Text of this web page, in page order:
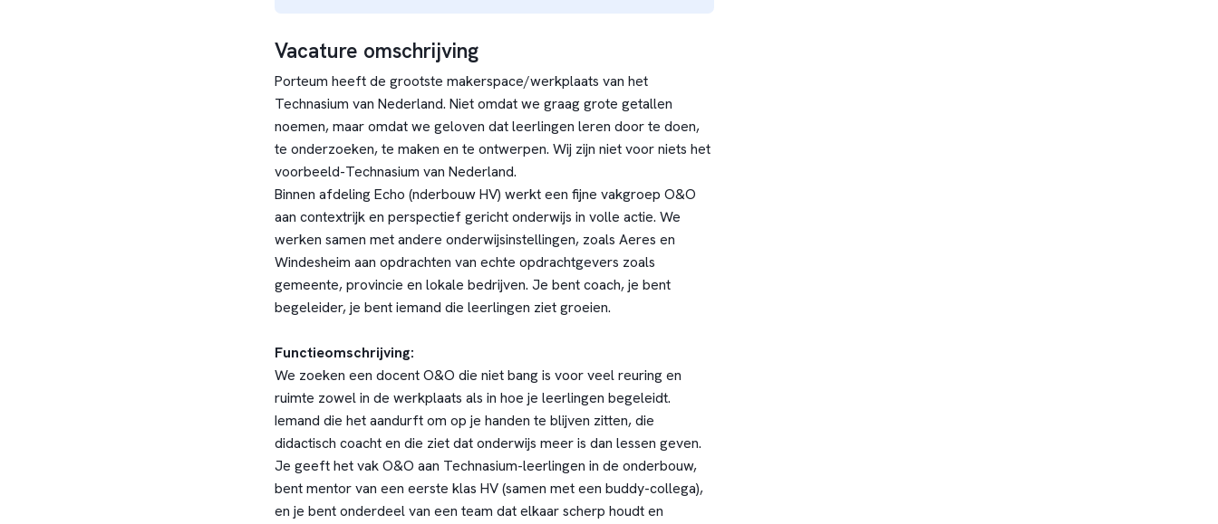
Vacature omschrijving
Porteum heeft de grootste makerspace/werkplaats van het
Technasium van Nederland. Niet omdat we graag grote getallen
noemen, maar omdat we geloven dat leerlingen leren door te doen,
te onderzoeken, te maken en te ontwerpen. Wij zijn niet voor niets het
voorbeeld-Technasium van Nederland.
Binnen afdeling Echo (nderbouw HV) werkt een fijne vakgroep O&O
aan contextrijk en perspectief gericht onderwijs in volle actie. We
werken samen met andere onderwijsinstellingen, zoals Aeres en
Windesheim aan opdrachten van echte opdrachtgevers zoals
gemeente, provincie en lokale bedrijven. Je bent coach, je bent
begeleider, je bent iemand die leerlingen ziet groeien.
Functieomschrijving:
We zoeken een docent O&O die niet bang is voor veel reuring en
ruimte zowel in de werkplaats als in hoe je leerlingen begeleidt.
Iemand die het aandurft om op je handen te blijven zitten, die
didactisch coacht en die ziet dat onderwijs meer is dan lessen geven.
Je geeft het vak O&O aan Technasium-leerlingen in de onderbouw,
bent mentor van een eerste klas HV (samen met een buddy-collega),
en je bent onderdeel van een team dat elkaar scherp houdt en